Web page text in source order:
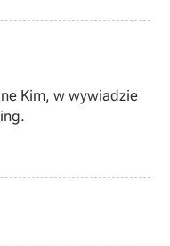
Kim, w wywiadzie